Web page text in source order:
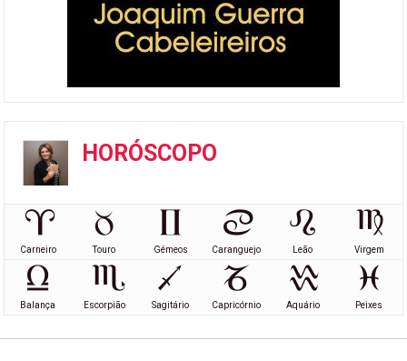
HORÓSCOPO
Carneiro Touro Gémeos Caranguejo Leão Virgem
Balança Escorpião Sagitário Capricórnio Aquário Peixes